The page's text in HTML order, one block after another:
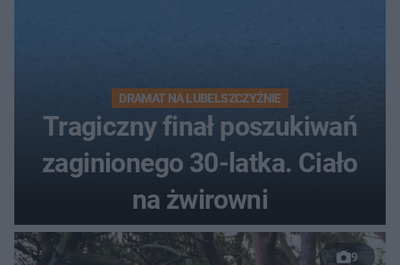
DRAMAT NA LUBELSZCZYŹNIE
Tragiczny finał poszukiwań
zaginionego 30-latka. Ciało
na żwirowni
9